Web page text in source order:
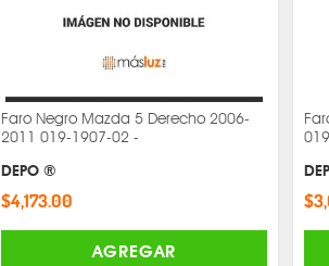
Faro Negro Mazda 5 Derecho 2006-
2011 019-1907-02 -
DEPO ®
$4,173.00
AGREGAR